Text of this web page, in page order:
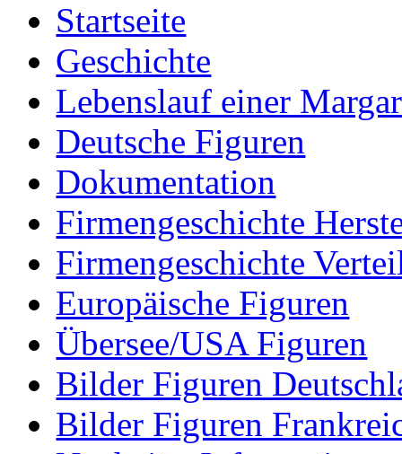
Startseite
Geschichte
Lebenslauf einer
Deutsche Figuren
Dokumentation
Firmengeschichte
Firmengeschichte
Europäische Figuren
Übersee/USA Figuren
Bilder Figuren
Bilder Figuren